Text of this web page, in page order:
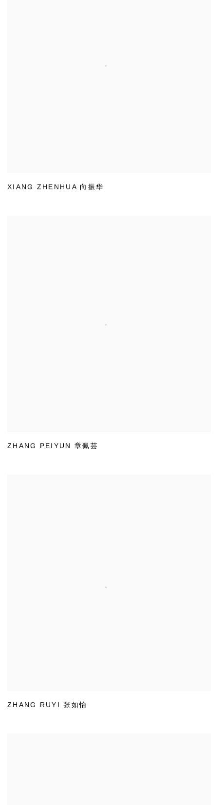
XIANG ZHENHUA 向振华
ZHANG PEIYUN 章佩芸
ZHANG RUYI 张如怡